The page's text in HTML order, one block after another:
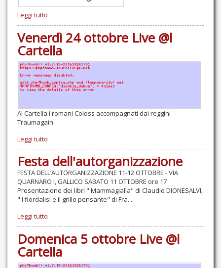
Leggi tutto
Venerdì 24 ottobre Live @l
Cartella
Al Cartella i romani Coloss accompagnati dai reggini
Traumagain
Leggi tutto
Festa dell'autorganizzazione
FESTA DELL’AUTORGANIZZAZIONE 11-12 OTTOBRE - VIA
QUARNARO I, GALLICO SABATO 11 OTTOBRE ore 17
Presentazione dei libri " Mammagialla" di Claudio DIONESALVI,
" I fiordalisi e il grillo pensante" di Fra...
Leggi tutto
Domenica 5 ottobre Live @l
Cartella